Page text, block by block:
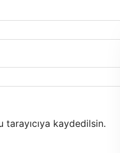
tarayıcıya kaydedilsin.